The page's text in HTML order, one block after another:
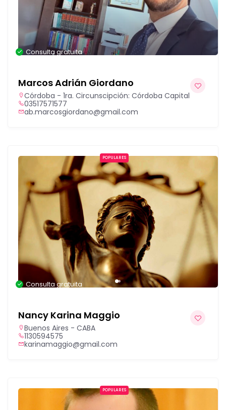
Consulta gratuita
Marcos Adrián Giordano
Córdoba - 1ra. Circunscipción: Córdoba Capital
03517571577
ab.marcosgiordano@gmail.com
POPULARES
Consulta gratuita
Nancy Karina Maggio
Buenos Aires - CABA
1130594575
karinamaggio@gmail.com
POPULARES